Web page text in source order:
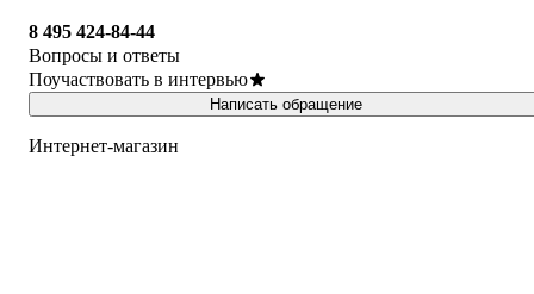
8 495 424-84-44
Вопросы и ответы
Поучаствовать в интервью
Написать обращение
Интернет-магазин